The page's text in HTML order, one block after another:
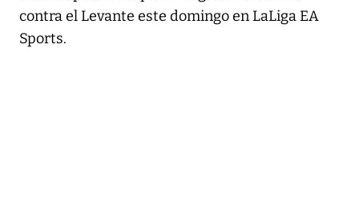
contra el Levante este domingo en LaLiga EA
Sports.